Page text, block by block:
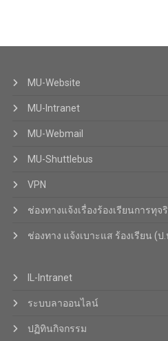
MU-Website
MU-Intranet
MU-Webmail
MU-Shuttlebus
VPN
ช่องทางแจ้งเรื่องร้องเรียนการทุ
ช่องทาง แจ้งเบาะแส ร้องเรียน (ป.
IL-Intranet
ระบบลาออนไลน์
ปฏิทินกิจกรรม